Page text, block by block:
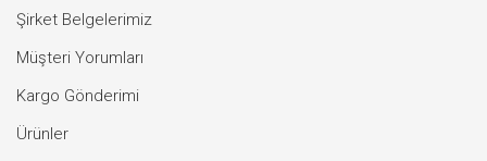
Şirket Belgelerimiz
Müşteri Yorumları
Kargo Gönderimi
Ürünler